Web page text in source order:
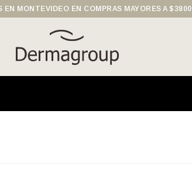
EN MONTEVIDEO EN COMPRAS MAYORES A $3800